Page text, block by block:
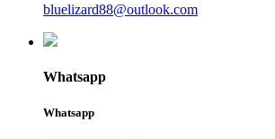
bluelizard88@outlook.com
Whatsapp
Whatsapp